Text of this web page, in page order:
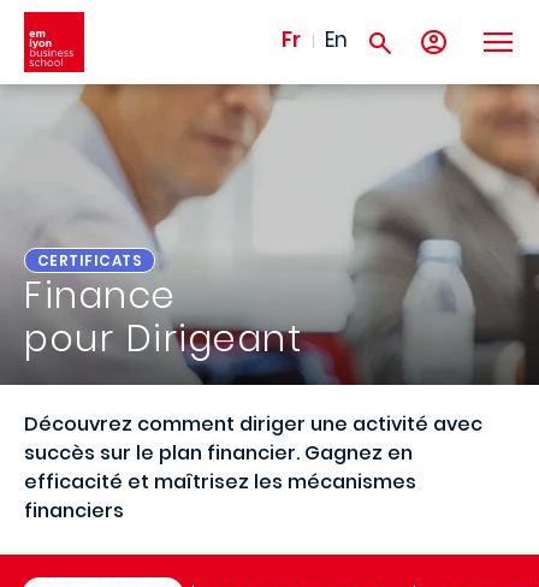
Aller au contenu principal
Fr En
CERTIFICATS
Finance
pour Dirigeant
Découvrez comment diriger une activité avec
succès sur le plan financier. Gagnez en
efficacité et maîtrisez les mécanismes
financiers